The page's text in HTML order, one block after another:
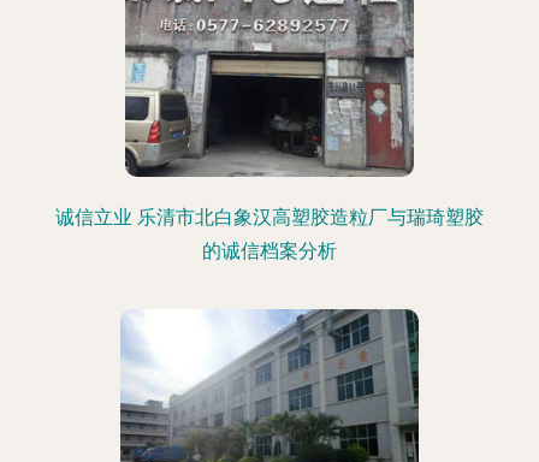
诚信立业 乐清市北白象汉高塑胶造粒厂与瑞琦塑胶
的诚信档案分析